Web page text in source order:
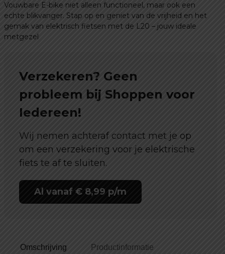
Vouwbare E-bike niet alleen functioneel, maar ook een
echte blikvanger. Stap op en geniet van de vrijheid en het
gemak van elektrisch fietsen met de L20 – jouw ideale
metgezel
Verzekeren? Geen
probleem bij Shoppen voor
Iedereen!
Wij nemen achteraf contact met je op
om een verzekering voor je elektrische
fiets te af te sluiten.
Al vanaf € 8,99 p/m
Omschrijving Productinformatie